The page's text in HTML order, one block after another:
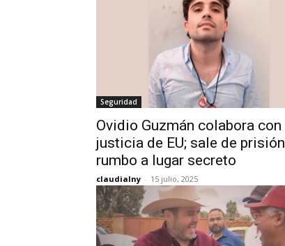
Seguridad
Ovidio Guzmán colabora con
justicia de EU; sale de prisión
rumbo a lugar secreto
claudialny - 15 julio, 2025